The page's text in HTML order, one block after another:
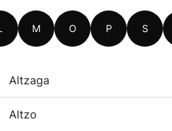
M O P S
Altzaga
Altzo